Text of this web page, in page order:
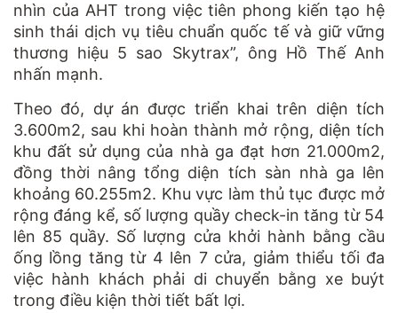
nhìn của AHT trong việc tiên phong kiến tạo hệ
sinh thái dịch vụ tiêu chuẩn quốc tế và giữ vững
thương hiệu 5 sao Skytrax”, ông Hồ Thế Anh
nhấn mạnh.
Theo đó, dự án được triển khai trên diện tích
3.600m2, sau khi hoàn thành mở rộng, diện tích
khu đất sử dụng của nhà ga đạt hơn 21.000m2,
đồng thời nâng tổng diện tích sàn nhà ga lên
khoảng 60.255m2. Khu vực làm thủ tục được mở
rộng đáng kể, số lượng quầy check-in tăng từ 54
lên 85 quầy. Số lượng cửa khởi hành bằng cầu
ống lồng tăng từ 4 lên 7 cửa, giảm thiểu tối đa
việc hành khách phải di chuyển bằng xe buýt
trong điều kiện thời tiết bất lợi.